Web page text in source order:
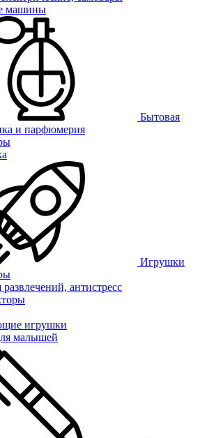
машины
Бытовая
и парфюмерия
Игрушки
антистресс
игрушки
малышей